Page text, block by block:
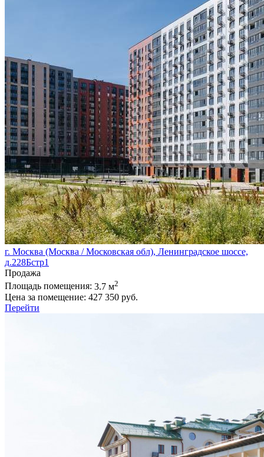
г. Москва (Москва / Московская обл), Ленинградское шоссе,
д.228Бстр1
Продажа
Площадь помещения: 3.7 м2
Цена за помещение: 427 350 руб.
Перейти